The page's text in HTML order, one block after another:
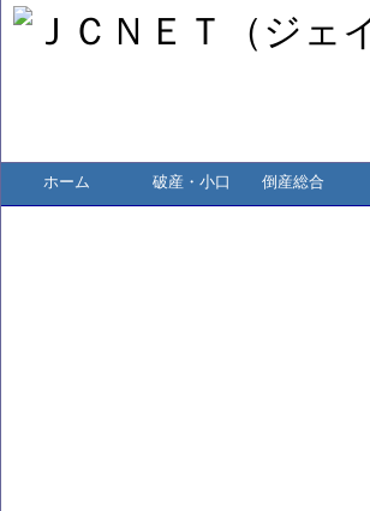
ホーム 破産・小口 倒産総合